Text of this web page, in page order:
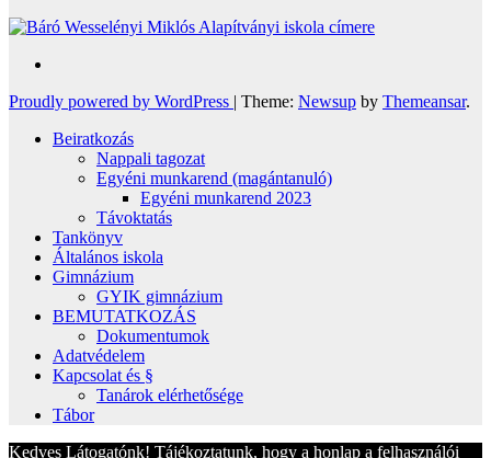
Proudly powered by WordPress | Theme: Newsup by Themeansar.
Beiratkozás
Nappali tagozat
Egyéni munkarend (magántanuló)
Egyéni munkarend 2023
Távoktatás
Tankönyv
Általános iskola
Gimnázium
GYIK gimnázium
BEMUTATKOZÁS
Dokumentumok
Adatvédelem
Kapcsolat és §
Tanárok elérhetősége
Tábor
Kedves Látogatónk! Tájékoztatunk, hogy a honlap a felhasználói